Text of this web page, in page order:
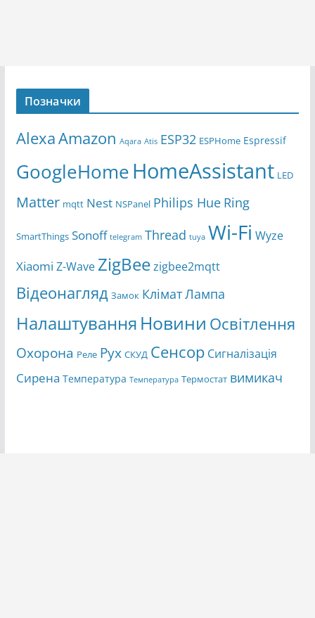
Позначки
AlexaAmazon Aqara Atis ESP32 ESPHome Espressif
GoogleHomeHomeAssistant LED
Matter mqtt Nest NSPanel Philips Hue Ring
SmartThings Sonoff telegram Thread tuya Wi-Fi Wyze
Xiaomi Z-Wave ZigBeezigbee2mqtt
Відеонагляд Замок КліматЛампа
Налаштування Новини Освітлення
Охорона Реле Рух СКУД Сенсор Сигналізація
Сирена Температура Температура Термостат вимикач